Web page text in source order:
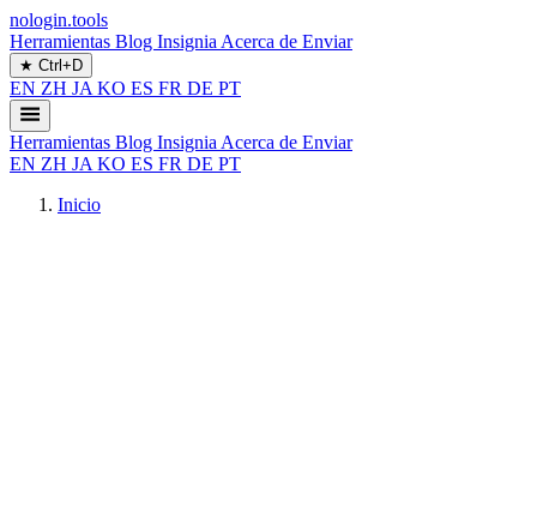
nologin.tools
Herramientas Blog Insignia Acerca de Enviar
★ Ctrl+D
EN ZH JA KO ES FR DE PT
Herramientas Blog Insignia Acerca de Enviar
EN ZH JA KO ES FR DE PT
Inicio